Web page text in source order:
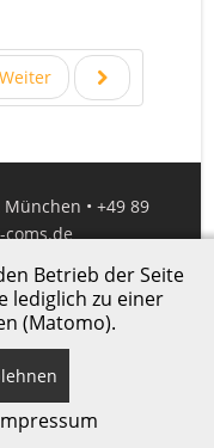
Weiter
• +49 89
coms.de
Betrieb der Seite
lediglich zu einer
(Matomo).